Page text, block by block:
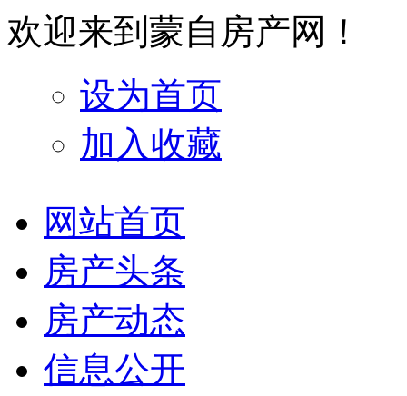
欢迎来到蒙自房产网！
设为首页
加入收藏
网站首页
房产头条
房产动态
信息公开